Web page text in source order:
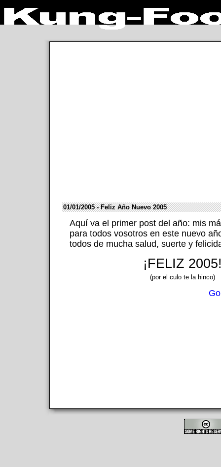
01/01/2005 - Feliz Año Nuevo 2005
Aquí va el primer post del año: mis
para todos vosotros en este nuevo
todos de mucha salud, suerte y
¡FELIZ
(por el culo te la hinco)